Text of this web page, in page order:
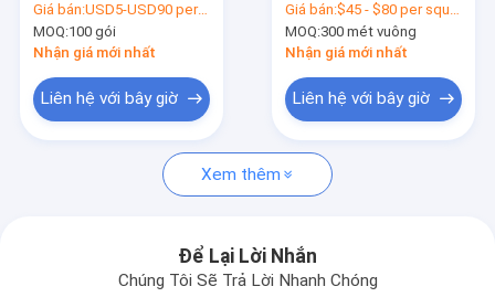
Liên hệ chúng tôi
Yêu cầu báo giá
Bộ lọc IV trực tuyến
Bộ lọc đĩa màng
Separator cho pin
Lithium Air
Giá bán:USD5-USD90 per pack
MOQ:100 gói
Nhận giá mới nhất
Liên hệ với bây giờ
màng lọc cho bộ lọc
IV
Giá bán:$45 - $80 per square meter
MOQ:300 mét vuông
Nhận giá mới nhất
Liên hệ với bây giờ
Xem thêm
Để Lại Lời Nhắn
Chúng Tôi Sẽ Trả Lời Nhanh Chóng